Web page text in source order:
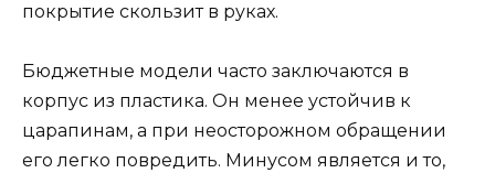
покрытие скользит в руках.
Бюджетные модели часто заключаются в
корпус из пластика. Он менее устойчив к
царапинам, а при неосторожном обращении
его легко повредить. Минусом является и то,